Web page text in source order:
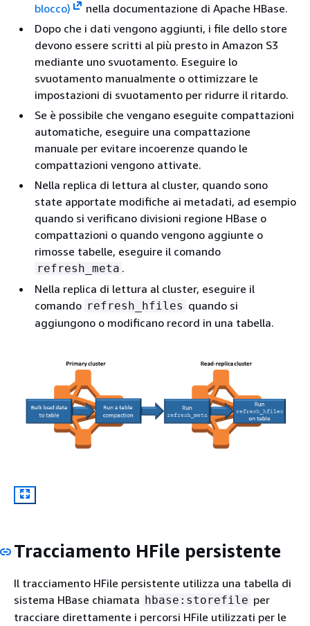
blocco)
nella documentazione di Apache HBase.
Dopo che i dati vengono aggiunti, i file dello store
devono essere scritti al più presto in Amazon S3
mediante uno svuotamento. Eseguire lo
svuotamento manualmente o ottimizzare le
impostazioni di svuotamento per ridurre il ritardo.
Se è possibile che vengano eseguite compattazioni
automatiche, eseguire una compattazione
manuale per evitare incoerenze quando le
compattazioni vengono attivate.
Nella replica di lettura al cluster, quando sono
state apportate modifiche ai metadati, ad esempio
quando si verificano divisioni regione HBase o
compattazioni o quando vengono aggiunte o
rimosse tabelle, eseguire il comando
refresh_meta .
Nella replica di lettura al cluster, eseguire il
comando refresh_hfiles quando si
aggiungono o modificano record in una tabella.
Tracciamento HFile persistente
Il tracciamento HFile persistente utilizza una tabella di
sistema HBase chiamata hbase:storefile per
tracciare direttamente i percorsi HFile utilizzati per le